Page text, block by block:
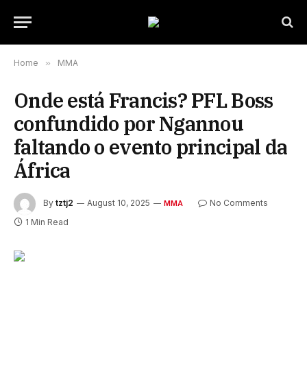
Home » MMA
Onde está Francis? PFL Boss
confundido por Ngannou
faltando o evento principal da
África
By tztj2 August 10, 2025 MMA
No Comments
1 Min Read